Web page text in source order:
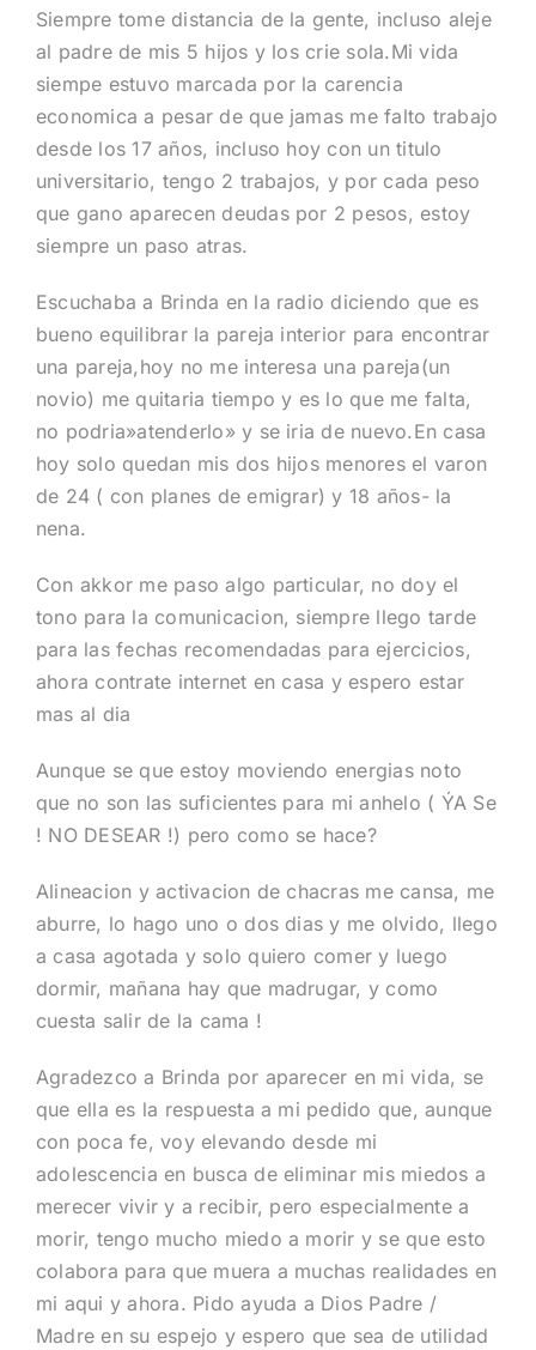
Siempre tome distancia de la gente, incluso aleje
al padre de mis 5 hijos y los crie sola.Mi vida
siempe estuvo marcada por la carencia
economica a pesar de que jamas me falto trabajo
desde los 17 años, incluso hoy con un titulo
universitario, tengo 2 trabajos, y por cada peso
que gano aparecen deudas por 2 pesos, estoy
siempre un paso atras.
Escuchaba a Brinda en la radio diciendo que es
bueno equilibrar la pareja interior para encontrar
una pareja,hoy no me interesa una pareja(un
novio) me quitaria tiempo y es lo que me falta,
no podria»atenderlo» y se iria de nuevo.En casa
hoy solo quedan mis dos hijos menores el varon
de 24 ( con planes de emigrar) y 18 años- la
nena.
Con akkor me paso algo particular, no doy el
tono para la comunicacion, siempre llego tarde
para las fechas recomendadas para ejercicios,
ahora contrate internet en casa y espero estar
mas al dia
Aunque se que estoy moviendo energias noto
que no son las suficientes para mi anhelo ( ÝA Se
! NO DESEAR !) pero como se hace?
Alineacion y activacion de chacras me cansa, me
aburre, lo hago uno o dos dias y me olvido, llego
a casa agotada y solo quiero comer y luego
dormir, mañana hay que madrugar, y como
cuesta salir de la cama !
Agradezco a Brinda por aparecer en mi vida, se
que ella es la respuesta a mi pedido que, aunque
con poca fe, voy elevando desde mi
adolescencia en busca de eliminar mis miedos a
merecer vivir y a recibir, pero especialmente a
morir, tengo mucho miedo a morir y se que esto
colabora para que muera a muchas realidades en
mi aqui y ahora. Pido ayuda a Dios Padre /
Madre en su espejo y espero que sea de utilidad